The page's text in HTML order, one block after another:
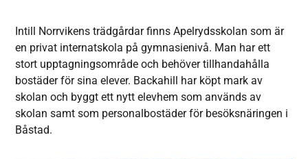
Intill Norrvikens trädgårdar finns Apelrydsskolan som är
en privat internatskola på gymnasienivå. Man har ett
stort upptagningsområde och behöver tillhandahålla
bostäder för sina elever. Backahill har köpt mark av
skolan och byggt ett nytt elevhem som används av
skolan samt som personalbostäder för besöksnäringen i
Båstad.